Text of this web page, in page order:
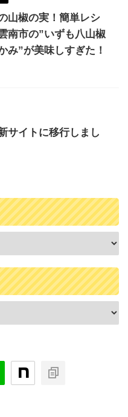
山椒の実！簡単レシ
南市の”いずも八山椒
み”が美味しすぎた！
サイトに移行しまし